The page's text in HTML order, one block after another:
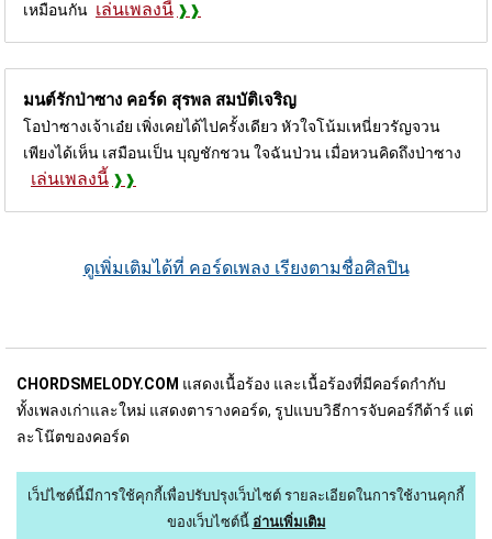
เหมือนกัน เล่นเพลงนี้
มนต์รักป่าซาง คอร์ด สุรพล สมบัติเจริญ
โอป่าซางเจ้าเอ๋ย เพิ่งเคยได้ไปครั้งเดียว หัวใจโน้มเหนี่ยวรัญจวน
เพียงได้เห็น เสมือนเป็น บุญชักชวน ใจฉันป่วน เมื่อหวนคิดถึงป่าซาง
เล่นเพลงนี้
ดูเพิ่มเติมได้ที่ คอร์ดเพลง เรียงตามชื่อศิลปิน
CHORDSMELODY.COM แสดงเนื้อร้อง และเนื้อร้องที่มีคอร์ดกำกับ
ทั้งเพลงเก่าและใหม่ แสดงตารางคอร์ด, รูปแบบวิธีการจับคอร์กีต้าร์ แต่
ละโน๊ตของคอร์ด
เว็ปไซต์นี้มีการใช้คุกกี้เพื่อปรับปรุงเว็บไซต์ รายละเอียดในการใช้งานคุกกี้
ของเว็บไซต์นี้ อ่านเพิ่มเติม